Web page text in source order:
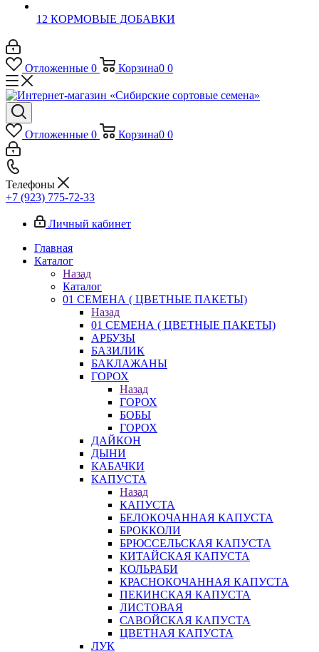
12 КОРМОВЫЕ ДОБАВКИ
Отложенные 0 Корзина0 0
Отложенные 0 Корзина0 0
Телефоны
+7 (923) 775-72-33
Личный кабинет
Главная
Каталог
Назад
Каталог
01 СЕМЕНА ( ЦВЕТНЫЕ ПАКЕТЫ)
Назад
01 СЕМЕНА ( ЦВЕТНЫЕ ПАКЕТЫ)
АРБУЗЫ
БАЗИЛИК
БАКЛАЖАНЫ
ГОРОХ
Назад
ГОРОХ
БОБЫ
ГОРОХ
ДАЙКОН
ДЫНИ
КАБАЧКИ
КАПУСТА
Назад
КАПУСТА
БЕЛОКОЧАННАЯ КАПУСТА
БРОККОЛИ
БРЮССЕЛЬСКАЯ КАПУСТА
КИТАЙСКАЯ КАПУСТА
КОЛЬРАБИ
КРАСНОКОЧАННАЯ КАПУСТА
ПЕКИНСКАЯ КАПУСТА
ЛИСТОВАЯ
САВОЙСКАЯ КАПУСТА
ЦВЕТНАЯ КАПУСТА
ЛУК